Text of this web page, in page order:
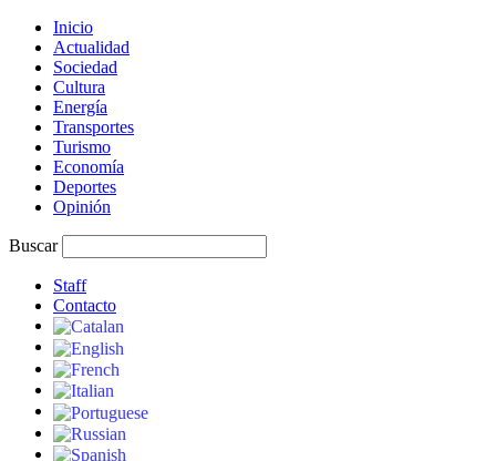
Inicio
Actualidad
Sociedad
Cultura
Energía
Transportes
Turismo
Economía
Deportes
Opinión
Buscar
Staff
Contacto